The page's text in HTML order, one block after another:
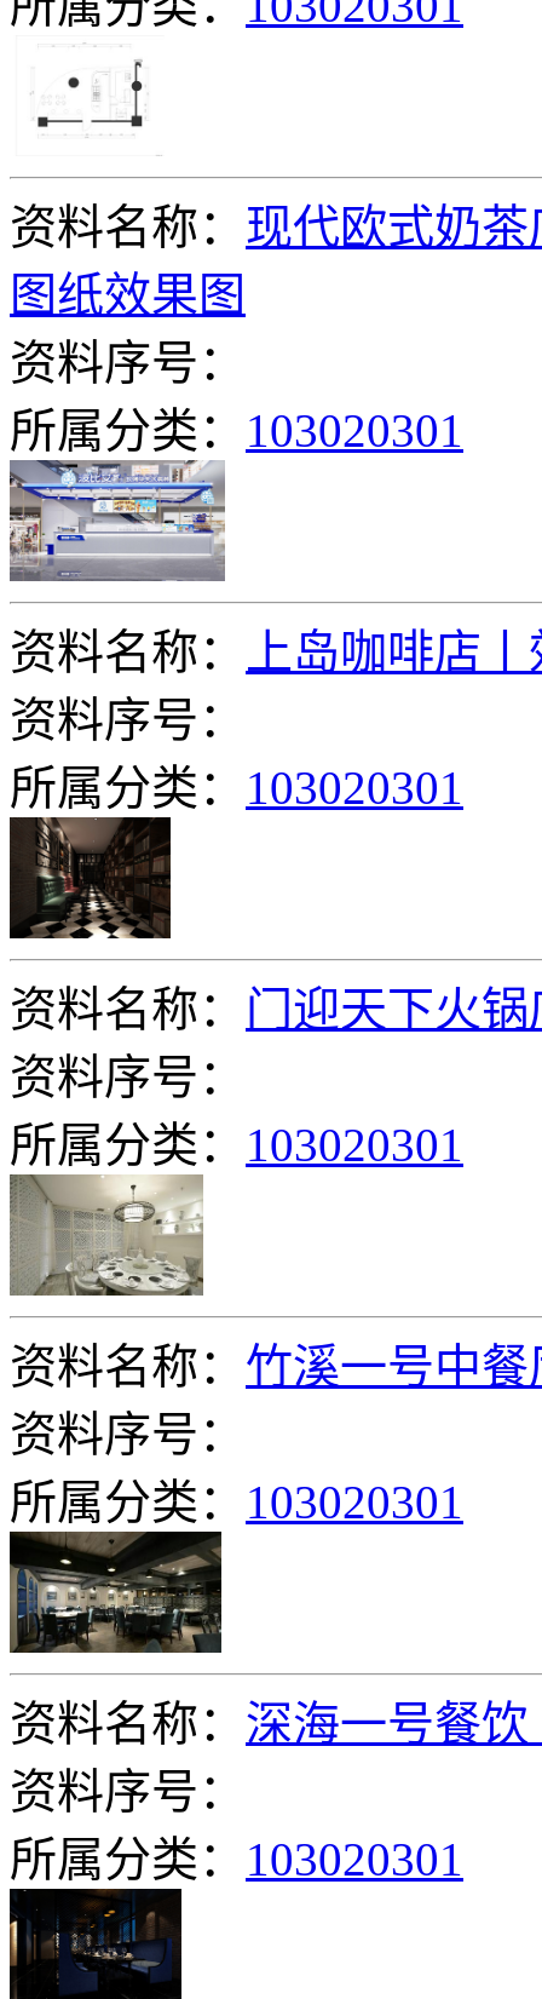
资料名称： 现代欧式奶
图纸效果图
资料序号：
所属分类： 103020301
资料名称：
上岛咖啡店
资料序号：
所属分类： 103020301
资料名称： 门迎天下火
资料序号：
所属分类： 103020301
资料名称： 竹溪一号中
资料序号：
所属分类： 103020301
资料名称： 深海一号餐
资料序号：
所属分类： 103020301